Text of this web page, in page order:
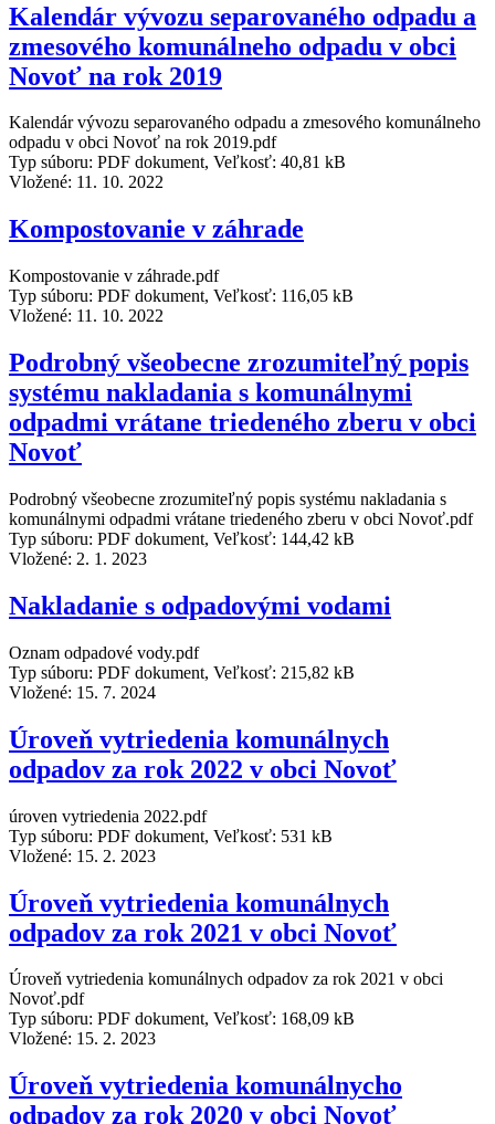
Kalendár vývozu separovaného odpadu a
zmesového komunálneho odpadu v obci
Novoť na rok 2019
Kalendár vývozu separovaného odpadu a zmesového komunálneho
odpadu v obci Novoť na rok 2019.pdf
Typ súboru: PDF dokument, Veľkosť: 40,81 kB
Vložené: 11. 10. 2022
Kompostovanie v záhrade
Kompostovanie v záhrade.pdf
Typ súboru: PDF dokument, Veľkosť: 116,05 kB
Vložené: 11. 10. 2022
Podrobný všeobecne zrozumiteľný popis
systému nakladania s komunálnymi
odpadmi vrátane triedeného zberu v obci
Novoť
Podrobný všeobecne zrozumiteľný popis systému nakladania s
komunálnymi odpadmi vrátane triedeného zberu v obci Novoť.pdf
Typ súboru: PDF dokument, Veľkosť: 144,42 kB
Vložené: 2. 1. 2023
Nakladanie s odpadovými vodami
Oznam odpadové vody.pdf
Typ súboru: PDF dokument, Veľkosť: 215,82 kB
Vložené: 15. 7. 2024
Úroveň vytriedenia komunálnych
odpadov za rok 2022 v obci Novoť
úroven vytriedenia 2022.pdf
Typ súboru: PDF dokument, Veľkosť: 531 kB
Vložené: 15. 2. 2023
Úroveň vytriedenia komunálnych
odpadov za rok 2021 v obci Novoť
Úroveň vytriedenia komunálnych odpadov za rok 2021 v obci
Novoť.pdf
Typ súboru: PDF dokument, Veľkosť: 168,09 kB
Vložené: 15. 2. 2023
Úroveň vytriedenia komunálnycho
odpadov za rok 2020 v obci Novoť